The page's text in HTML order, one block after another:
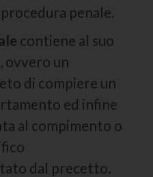
penale.
contiene al suo
ovvero un
di compiere un
ed infine
al compimento o
dal precetto.